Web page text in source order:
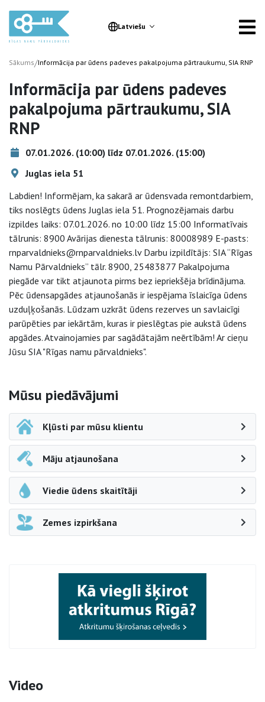
Latviešu
Sākums/Informācija par ūdens padeves pakalpojuma pārtraukumu, SIA RNP
Informācija par ūdens padeves
pakalpojuma pārtraukumu, SIA
RNP
07.01.2026. (10:00) līdz 07.01.2026. (15:00)
Juglas iela 51
Labdien! Informējam, ka sakarā ar ūdensvada remontdarbiem,
tiks noslēgts ūdens Juglas iela 51. Prognozējamais darbu
izpildes laiks: 07.01.2026. no 10:00 līdz 15:00 Informatīvais
tālrunis: 8900 Avārijas dienesta tālrunis: 80008989 E-pasts:
rnparvaldnieks@rnparvaldnieks.lv Darbu izpildītājs: SIA “Rīgas
Namu Pārvaldnieks” tālr. 8900, 25483877 Pakalpojuma
piegāde var tikt atjaunota pirms bez iepriekšēja brīdinājuma.
Pēc ūdensapgādes atjaunošanās ir iespējama īslaicīga ūdens
uzduļķošanās. Lūdzam uzkrāt ūdens rezerves un savlaicīgi
parūpēties par iekārtām, kuras ir pieslēgtas pie aukstā ūdens
apgādes. Atvainojamies par sagādātajām neērtībām! Ar cieņu
Jūsu SIA "Rīgas namu pārvaldnieks".
Sāna navigācija
Mūsu piedāvājumi
Kļūsti par mūsu klientu
Māju atjaunošana
Viedie ūdens skaitītāji
Zemes izpirkšana
Video